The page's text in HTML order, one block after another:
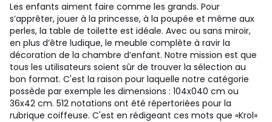
Les enfants aiment faire comme les grands. Pour
s’apprêter, jouer à la princesse, à la poupée et même aux
perles, la table de toilette est idéale. Avec ou sans miroir,
en plus d’être ludique, le meuble complète à ravir la
décoration de la chambre d’enfant. Notre mission est que
tous les utilisateurs soient sûr de trouver la sélection au
bon format. C'est la raison pour laquelle notre catégorie
possède par exemple les dimensions : 104x040 cm ou
36x42 cm. 512 notations ont été répertoriées pour la
rubrique coiffeuse. C'est en rédigeant ces mots que «Krol»